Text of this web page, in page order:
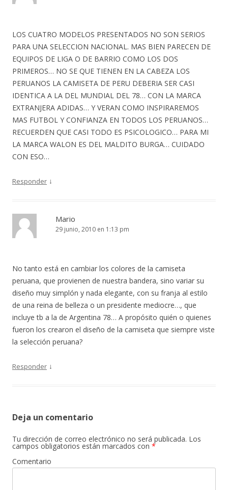
LOS CUATRO MODELOS PRESENTADOS NO SON SERIOS
PARA UNA SELECCION NACIONAL. MAS BIEN PARECEN DE
EQUIPOS DE LIGA O DE BARRIO COMO LOS DOS
PRIMEROS… NO SE QUE TIENEN EN LA CABEZA LOS
PERUANOS LA CAMISETA DE PERU DEBERIA SER CASI
IDENTICA A LA DEL MUNDIAL DEL 78… CON LA MARCA
EXTRANJERA ADIDAS… Y VERAN COMO INSPIRAREMOS
MAS FUTBOL Y CONFIANZA EN TODOS LOS PERUANOS…
RECUERDEN QUE CASI TODO ES PSICOLOGICO… PARA MI
LA MARCA WALON ES DEL MALDITO BURGA… CUIDADO
CON ESO…
Responder ↓
Mario
29 junio, 2010 en 1:13 pm
No tanto está en cambiar los colores de la camiseta
peruana, que provienen de nuestra bandera, sino variar su
diseño muy simplón y nada elegante, con su franja al estilo
de una reina de belleza o un presidente mediocre…, que
incluye tb a la de Argentina 78… A propósito quién o quienes
fueron los crearon el diseño de la camiseta que siempre viste
la selección peruana?
Responder ↓
Deja un comentario
Tu dirección de correo electrónico no será publicada. Los
campos obligatorios están marcados con *
Comentario